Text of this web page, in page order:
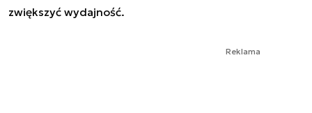
zwiększyć wydajność.
Reklama